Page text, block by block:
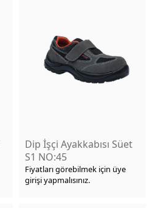
Dip İşçi Ayakkabısı Süet
S1 NO:45
Fiyatları görebilmek için üye
girişi yapmalısınız.